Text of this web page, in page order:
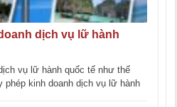
dịch vụ lữ hành
vụ lữ hành quốc tế như thế
phép kinh doanh dịch vụ lữ hành